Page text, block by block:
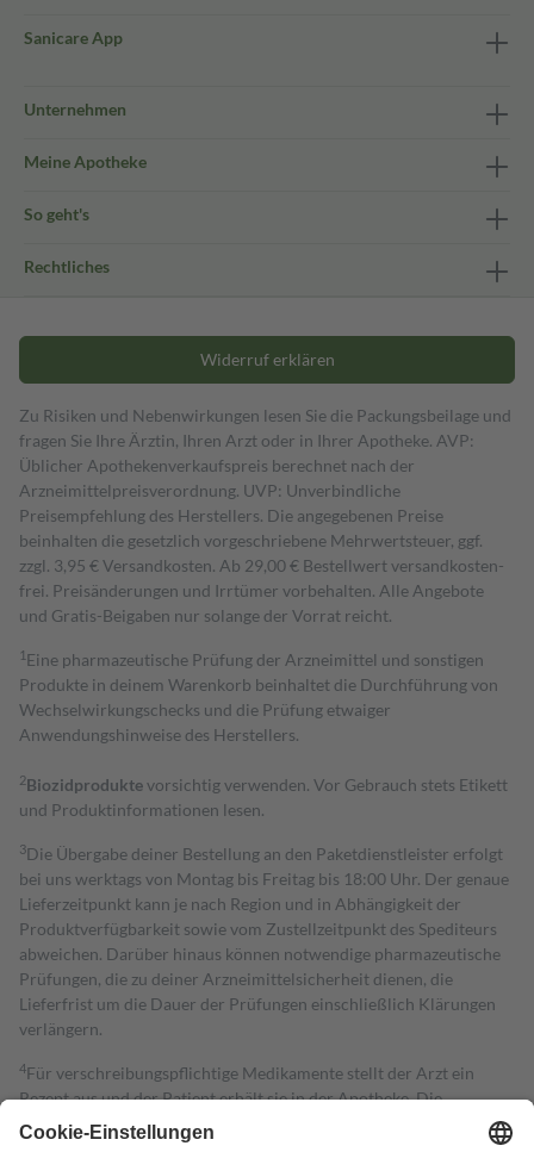
Sanicare App
Unternehmen
Meine Apotheke
So geht's
Rechtliches
Widerruf erklären
Zu Risiken und Nebenwirkungen lesen Sie die Packungsbeilage und
fragen Sie Ihre Ärztin, Ihren Arzt oder in Ihrer Apotheke. AVP:
Üblicher Apothekenverkaufspreis berechnet nach der
Arzneimittelpreisverordnung. UVP: Unverbindliche
Preisempfehlung des Herstellers. Die angegebenen Preise
beinhalten die gesetzlich vorgeschriebene Mehrwertsteuer, ggf.
zzgl. 3,95 € Versandkosten. Ab 29,00 € Bestell­wert versand­kosten­
frei. Preisänderungen und Irrtümer vorbehalten. Alle Angebote
und Gratis-Beigaben nur solange der Vorrat reicht.
1 Eine pharmazeutische Prüfung der Arzneimittel und sonstigen
Produkte in deinem Warenkorb beinhaltet die Durchführung von
Wechselwirkungschecks und die Prüfung etwaiger
Anwendungshinweise des Herstellers.
2Biozidproduktevorsichtig verwenden. Vor Gebrauch stets Etikett
und Produktinformationen lesen.
3Die Übergabe deiner Bestellung an den Paketdienstleister erfolgt
bei uns werktags von Montag bis Freitag bis 18:00 Uhr. Der genaue
Lieferzeitpunkt kann je nach Region und in Abhängigkeit der
Produktverfügbarkeit sowie vom Zustellzeitpunkt des Spediteurs
abweichen. Darüber hinaus können notwendige pharmazeutische
Prüfungen, die zu deiner Arzneimittelsicherheit dienen, die
Lieferfrist um die Dauer der Prüfungen einschließlich Klärungen
verlängern.
4Für verschreibungspflichtige Medikamente stellt der Arzt ein
Rezept aus und der Patient erhält sie in der Apotheke. Die
gesetzliche Krankenversicherung übernimmt in der Regel die
Kosten dafür, der Versicherte trägt einen Teil davon als Zuzahlung